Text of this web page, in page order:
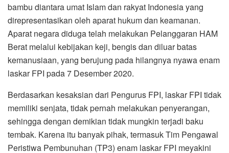
bambu diantara umat Islam dan rakyat Indonesia yang
direpresentasikan oleh aparat hukum dan keamanan.
Aparat negara diduga telah melakukan Pelanggaran HAM
Berat melalui kebijakan keji, bengis dan diluar batas
kemanusiaan, yang berujung pada hilangnya nyawa enam
laskar FPI pada 7 Desember 2020.
Berdasarkan kesaksian dari Pengurus FPI, laskar FPI tidak
memiliki senjata, tidak pernah melakukan penyerangan,
sehingga dengan demikian tidak mungkin terjadi baku
tembak. Karena itu banyak pihak, termasuk Tim Pengawal
Peristiwa Pembunuhan (TP3) enam laskar FPI meyakini